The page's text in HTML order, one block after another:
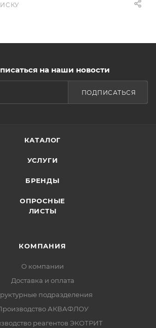
на наши новости
ПОДПИСАТЬСЯ
КАТАЛОГ
УСЛУГИ
БРЕНДЫ
ОПРОСНЫЕ
ЛИСТЫ
КОМПАНИЯ
О компании
Доставка и оплата
подразделения
АКВАФЛОУ
реагентов ЭКОТРИТ